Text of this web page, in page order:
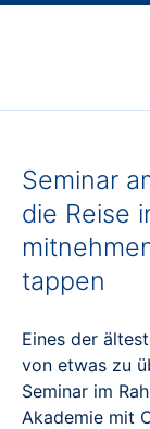
Seminar
die Reise
tappen
Eines der
von etwas zu
Seminar im
Akademie mit